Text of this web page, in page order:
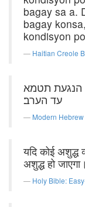
bagay sa a.
bagay
kondisyon
Haitian Creole
הנגעת תטמא
עד הערב׃
Modern
यदि कोई अशुद्ध
अशुद्ध हो
Holy Bible: